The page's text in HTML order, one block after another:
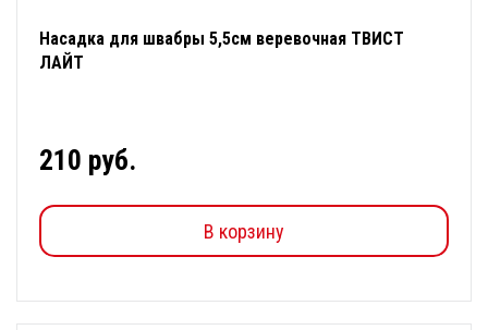
Насадка для швабры 5,5см веревочная ТВИСТ
ЛАЙТ
210 руб.
В корзину